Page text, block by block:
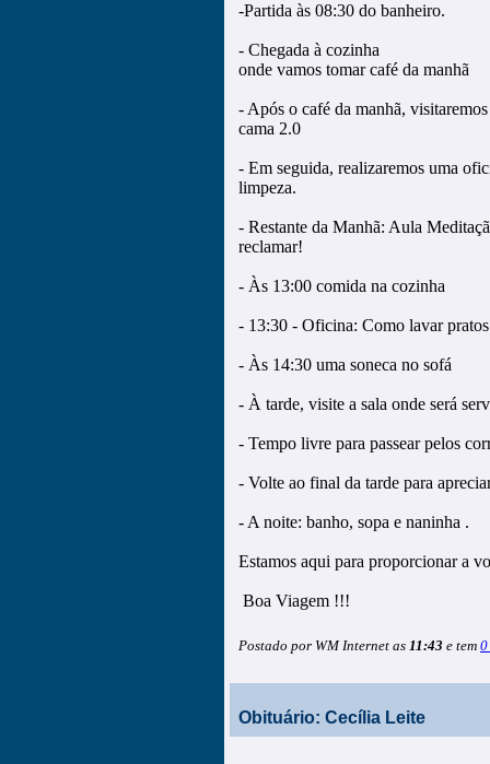
-Partida às 08:30 do banheiro.
- Chegada à cozinha
onde vamos tomar café da manhã
- Após o café da manhã,
cama 2.0
- Em seguida, realizaremos uma
limpeza.
- Restante da Manhã: Aula
reclamar!
- Às 13:00 comida na cozinha
- 13:30 - Oficina: Como lavar pratos
- Às 14:30 uma soneca no sofá
- À tarde, visite a sala onde será
- Tempo livre para passear pelos
- Volte ao final da tarde para
- A noite: banho, sopa e naninha .
Estamos aqui para proporcionar a
Boa Viagem !!!
Postado por WM Internet as 11:43 e tem 0
Obituário: Cecília Leite